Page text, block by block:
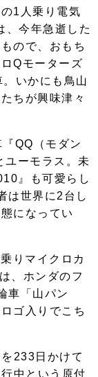
1人乗り電気
、今年急逝した
ので、おもち
Qモーターズ
いかにも鳥山
ちが興味津々
QQ（モダン
ユーモラス。未
』も可愛らし
は世界に2台し
になってい
りマイクロカ
、ホンダのフ
車「山パン
ゴ入りでこち
233日かけて
中という原付